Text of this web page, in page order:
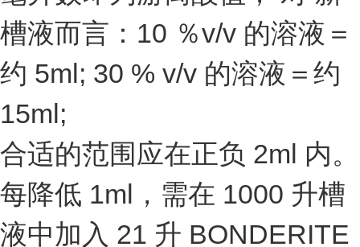
槽液而言：10 ％v/v 的溶液＝
约 5ml; 30 % v/v 的溶液＝约
15ml;
合适的范围应在正负 2ml 内。
每降低 1ml，需在 1000 升槽
液中加入 21 升 BONDERITE